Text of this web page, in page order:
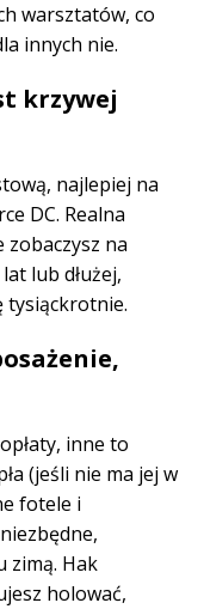
warsztatów, co
innych nie.
krzywej
najlepiej na
DC. Realna
zobaczysz na
lub dłużej,
tysiąckrotnie.
inne to
(jeśli nie ma jej w
fotele i
zimą. Hak
holować,